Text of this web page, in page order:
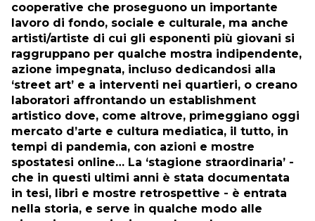
cooperative che proseguono un importante
lavoro di fondo, sociale e culturale, ma anche
artisti/artiste di cui gli esponenti più giovani si
raggruppano per qualche mostra indipendente,
azione impegnata, incluso dedicandosi alla
‘street art’ e a interventi nei quartieri, o creano
laboratori affrontando un establishment
artistico dove, come altrove, primeggiano oggi
mercato d’arte e cultura mediatica, il tutto, in
tempi di pandemia, con azioni e mostre
spostatesi online… La ‘stagione straordinaria’ -
che in questi ultimi anni è stata documentata
in tesi, libri e mostre retrospettive - è entrata
nella storia, e serve in qualche modo alle